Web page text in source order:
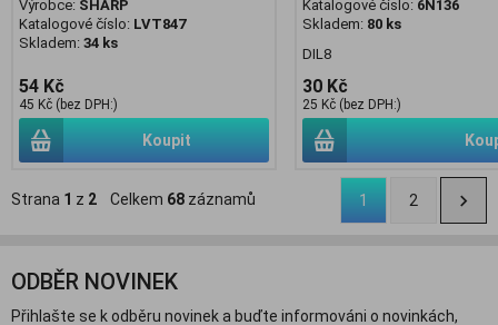
Výrobce: SHARP
Katalogové číslo: LVT847
Skladem: 34 ks
54 Kč
45 Kč (bez DPH:)
Koupit
Katalogové číslo: 6N136
Skladem: 80 ks
DIL8
30 Kč
25 Kč (bez DPH:)
Strana 1 z 2 Celkem 68 záznamů 1 2
ODBĚR NOVINEK
Přihlašte se k odběru novinek a buďte informováni o novinkách,